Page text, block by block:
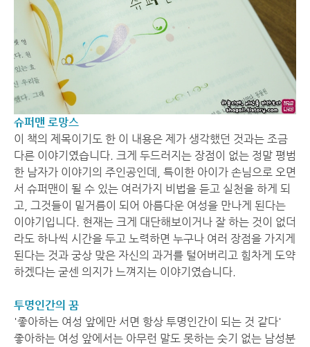
슈퍼맨 로망스
이 책의 제목이기도 한 이 내용은 제가 생각했던 것과는 조금
다른 이야기였습니다. 크게 두드러지는 장점이 없는 정말 평범
한 남자가 이야기의 주인공인데, 특이한 아이가 손님으로 오면
서 슈퍼맨이 될 수 있는 여러가지 비법을 듣고 실천을 하게 되
고, 그것들이 밑거름이 되어 아름다운 여성을 만나게 된다는
이야기입니다. 현재는 크게 대단해보이거나 잘 하는 것이 없더
라도 하나씩 시간을 두고 노력하면 누구나 여러 장점을 가지게
된다는 것과 궁상 맞은 자신의 과거를 털어버리고 힘차게 도약
하겠다는 굳센 의지가 느껴지는 이야기였습니다.
투명인간의 꿈
'좋아하는 여성 앞에만 서면 항상 투명인간이 되는 것 같다'
좋아하는 여성 앞에서는 아무런 말도 못하는 숫기 없는 남성분